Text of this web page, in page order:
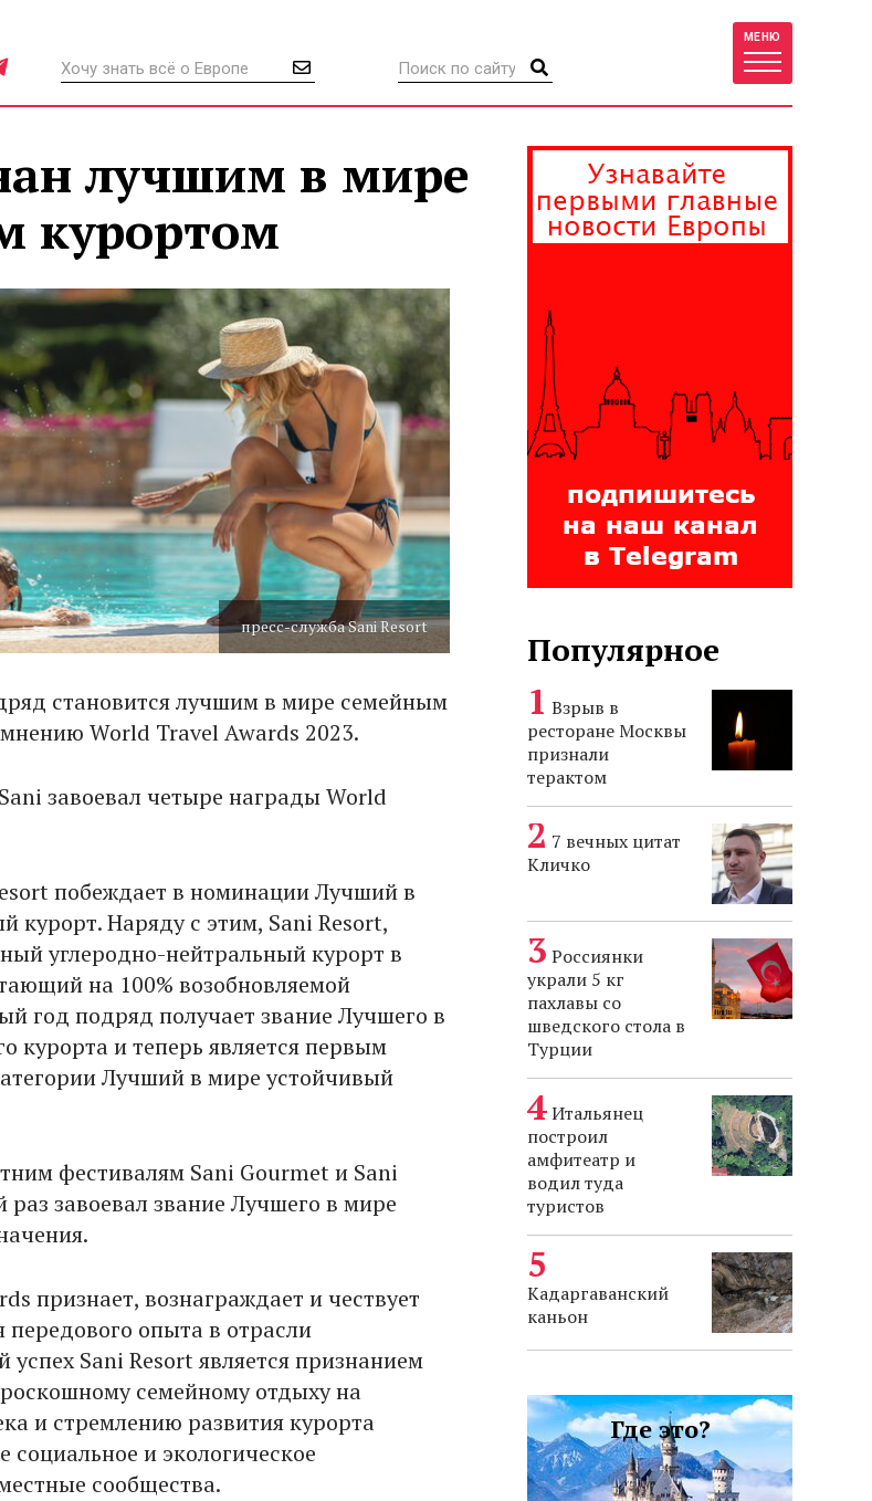
МЕНЮ
лучшим в мире
курортом
пресс-служба Sani Resort
становится лучшим в мире семейным
World Travel Awards 2023.
завоевал четыре награды World
побеждает в номинации Лучший в
курорт. Наряду с этим, Sani Resort,
углеродно-нейтральный курорт в
на 100% возобновляемой
год подряд получает звание Лучшего в
курорта и теперь является первым
Лучший в мире устойчивый
фестивалям Sani Gourmet и Sani
раз завоевал звание Лучшего в мире
признает, вознаграждает и чествует
опыта в отрасли
Sani Resort является признанием
семейному отдыху на
и стремлению развития курорта
социальное и экологическое
сообщества.
Популярное
Взрыв в
ресторане Москвы
признали
терактом
7 вечных цитат
Кличко
Россиянки
украли 5 кг
пахлавы со
шведского стола в
Турции
Итальянец
построил
амфитеатр и
водил туда
туристов
Кадаргаванский
каньон
Где это?